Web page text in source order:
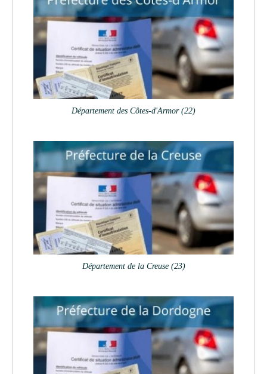
Département des Côtes-d'Armor (22)
Département de la Creuse (23)